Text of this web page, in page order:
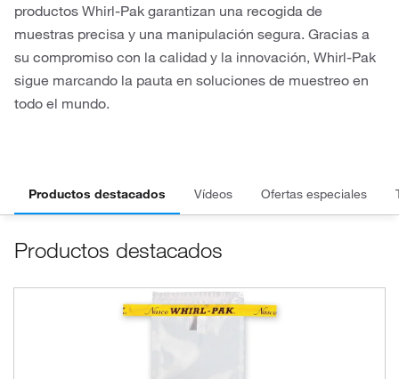
productos Whirl-Pak garantizan una recogida de
muestras precisa y una manipulación segura. Gracias a
su compromiso con la calidad y la innovación, Whirl-Pak
sigue marcando la pauta en soluciones de muestreo en
todo el mundo.
Productos destacados Vídeos Ofertas especiales
Productos destacados